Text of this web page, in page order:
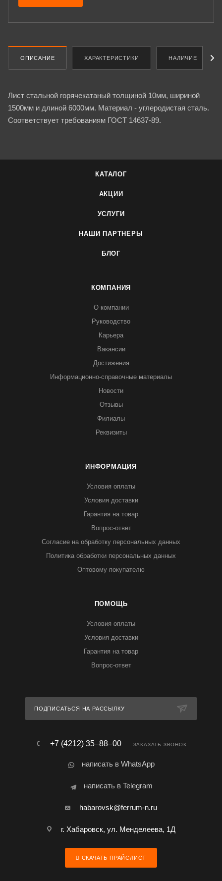
ОПИСАНИЕ ХАРАКТЕРИСТИКИ НАЛИЧИЕ
Лист стальной горячекатаный толщиной 10мм, шириной
1500мм и длиной 6000мм. Материал - углеродистая сталь.
Соответствует требованиям ГОСТ 14637-89.
КАТАЛОГ
АКЦИИ
УСЛУГИ
НАШИ ПАРТНЕРЫ
БЛОГ
КОМПАНИЯ
О компании
Руководство
Карьера
Вакансии
Достижения
Информационно-справочные материалы
Новости
Отзывы
Филиалы
Реквизиты
ИНФОРМАЦИЯ
Условия оплаты
Условия доставки
Гарантия на товар
Вопрос-ответ
Согласие на обработку персональных данных
Политика обработки персональных данных
Оптовому покупателю
ПОМОЩЬ
Условия оплаты
Условия доставки
Гарантия на товар
Вопрос-ответ
ПОДПИСАТЬСЯ НА РАССЫЛКУ
+7 (4212) 35‒88‒00 ЗАКАЗАТЬ ЗВОНОК
написать в WhatsApp
написать в Telegram
habarovsk@ferrum-n.ru
г. Хабаровск, ул. Менделеева, 1Д
СКАЧАТЬ ПРАЙСЛИСТ